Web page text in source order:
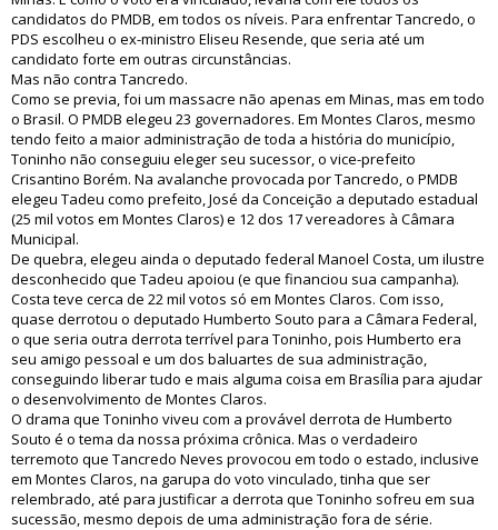
candidatos do PMDB, em todos os níveis. Para enfrentar Tancredo, o
PDS escolheu o ex-ministro Eliseu Resende, que seria até um
candidato forte em outras circunstâncias.
Mas não contra Tancredo.
Como se previa, foi um massacre não apenas em Minas, mas em todo
o Brasil. O PMDB elegeu 23 governadores. Em Montes Claros, mesmo
tendo feito a maior administração de toda a história do município,
Toninho não conseguiu eleger seu sucessor, o vice-prefeito
Crisantino Borém. Na avalanche provocada por Tancredo, o PMDB
elegeu Tadeu como prefeito, José da Conceição a deputado estadual
(25 mil votos em Montes Claros) e 12 dos 17 vereadores à Câmara
Municipal.
De quebra, elegeu ainda o deputado federal Manoel Costa, um ilustre
desconhecido que Tadeu apoiou (e que financiou sua campanha).
Costa teve cerca de 22 mil votos só em Montes Claros. Com isso,
quase derrotou o deputado Humberto Souto para a Câmara Federal,
o que seria outra derrota terrível para Toninho, pois Humberto era
seu amigo pessoal e um dos baluartes de sua administração,
conseguindo liberar tudo e mais alguma coisa em Brasília para ajudar
o desenvolvimento de Montes Claros.
O drama que Toninho viveu com a provável derrota de Humberto
Souto é o tema da nossa próxima crônica. Mas o verdadeiro
terremoto que Tancredo Neves provocou em todo o estado, inclusive
em Montes Claros, na garupa do voto vinculado, tinha que ser
relembrado, até para justificar a derrota que Toninho sofreu em sua
sucessão, mesmo depois de uma administração fora de série.